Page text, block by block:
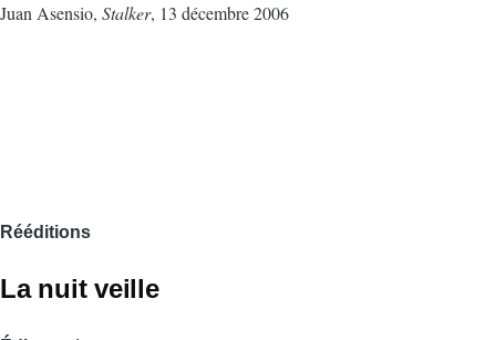
Juan Asensio, Stalker, 13 décembre 2006
Rééditions
La nuit veille